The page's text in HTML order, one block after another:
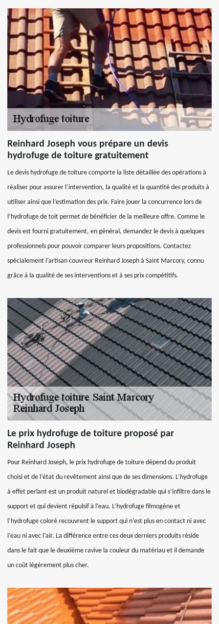
Reinhard Joseph vous prépare un devis
hydrofuge de toiture gratuitement
Le devis hydrofuge de toiture comporte la liste détaillée des opérations à
réaliser pour assurer l’intervention, la qualité et la quantité des produits à
utiliser ainsi que l’estimation des prix. Faire jouer la concurrence lors de
l’hydrofuge de toit permet de bénéficier de la meilleure offre. Comme le
devis est fourni gratuitement, en général, demandez le devis à quelques
professionnels pour pouvoir comparer leurs propositions. Contactez
spécialement l’artisan couvreur Reinhard Joseph à Saint Marcory, connu
grâce à la qualité de ses interventions et à ses prix compétitifs.
Le prix hydrofuge de toiture proposé par
Reinhard Joseph
Pour Reinhard Joseph, le prix hydrofuge de toiture dépend du produit
choisi et de l’état du revêtement ainsi que de ses dimensions. L’hydrofuge
à effet perlant est un produit naturel et biodégradable qui s’infiltre dans le
support et qui devient répulsif à l’eau. L’hydrofuge filmogène et
l’hydrofuge coloré recouvrent le support qui n’est plus en contact ni avec
l’eau ni avec l’air. La différence entre ces deux derniers produits réside
dans le fait que le deuxième ravive la couleur du matériau et il demande
un coût légèrement plus cher.